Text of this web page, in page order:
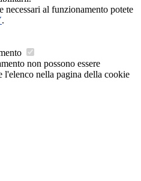
necessari al funzionamento potete
.
non possono essere
l'elenco nella pagina della cookie